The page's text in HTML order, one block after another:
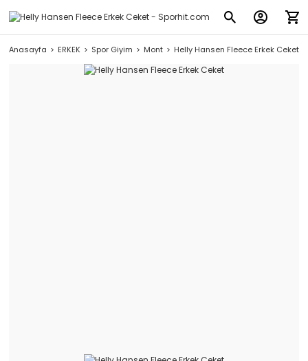
Anasayfa ERKEK Spor Giyim Mont Helly Hansen Fleece Erkek Ceket